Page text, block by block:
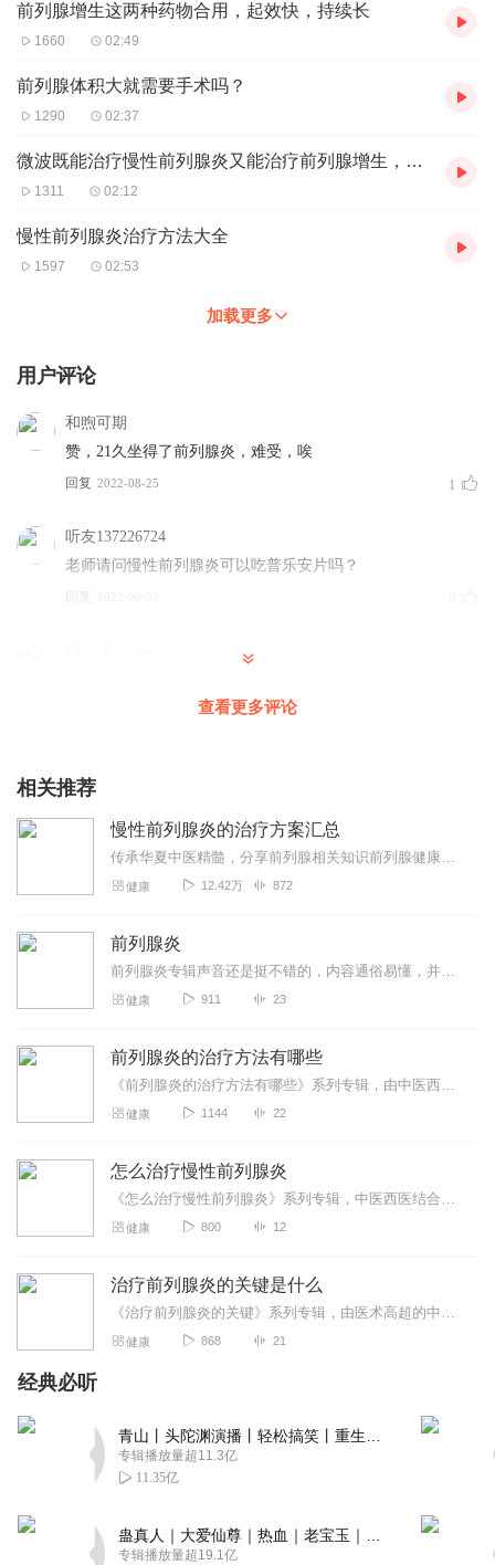
前列腺增生这两种药物合用，起效快，持续长
1660 02:49
前列腺体积大就需要手术吗？
1290 02:37
微波既能治疗慢性前列腺炎又能治疗前列腺增生，这是真的吗？
1311 02:12
慢性前列腺炎治疗方法大全
1597 02:53
加载更多
用户评论
和煦可期
赞，21久坐得了前列腺炎，难受，唉
回复 2022-08-25 1
听友137226724
老师请问慢性前列腺炎可以吃普乐安片吗？
回复
查看更多评论
相关推荐
慢性前列腺炎的治疗方案汇总
传承华夏中医精髓，分享前列腺相关知识前列腺健康中医养生
健康 12.42万 872
前列腺炎
前列腺炎专辑声音还是挺不错的，内容通俗易懂，并举例说明，精选了热门问题，进行分析思考，然后回答。希望大家可以订阅我的专辑，并关注我，欢迎评论、转发、收藏、点赞，...
健康 911 23
前列腺炎的治疗方法有哪些
《前列腺炎的治疗方法有哪些》系列专辑，由中医西医双料高手撰写，健康管理师认证，电子书写作达人精心打造。囊括中西治疗精髓，从病因、症状到治疗方案，一网打尽。告别前...
健康 1144 22
怎么治疗慢性前列腺炎
《怎么治疗慢性前列腺炎》系列专辑，中医西医结合，专业电子书，健康管理师亲笔。揭秘慢性前列腺炎的中医调理与西医治疗，从病因分析到生活调养，一步到位。告别不适，重拾...
健康 800 12
治疗前列腺炎的关键是什么
《治疗前列腺炎的关键》系列专辑，由医术高超的中医西医爱好者倾力打造。融合中西医智慧，揭秘前列腺炎治疗秘籍。从症状解析到治疗策略，一步步带你走出前列腺炎困扰。轻松...
健康 868 21
经典必听
专辑播放量超11.3亿
11.35亿
专辑播放量超19.1亿